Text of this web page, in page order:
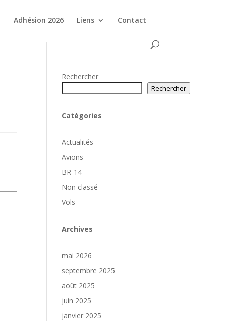
Adhésion 2026 Liens Contact
Rechercher
Rechercher
Catégories
Actualités
Avions
BR-14
Non classé
Vols
Archives
mai 2026
septembre 2025
août 2025
juin 2025
janvier 2025